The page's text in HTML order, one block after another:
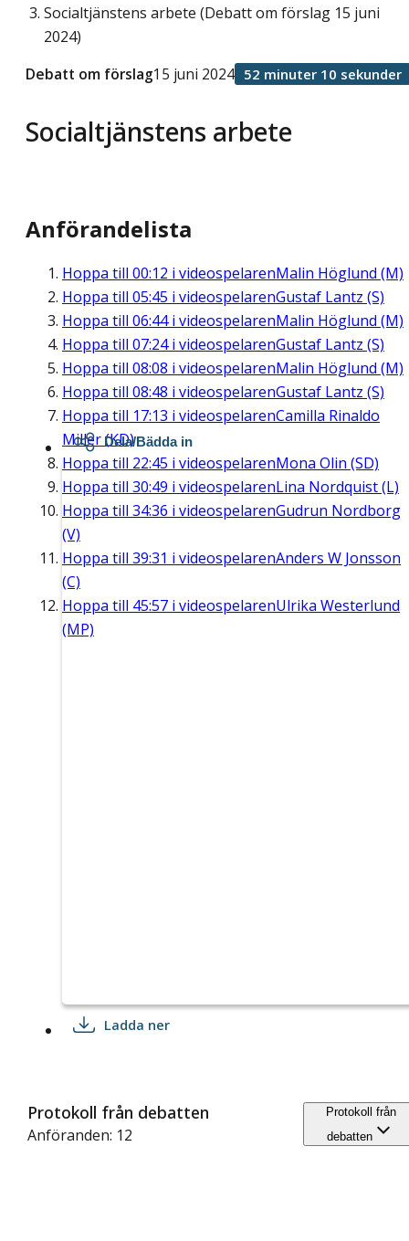
Socialtjänstens arbete (Debatt om förslag 15 juni
2024)
Socialtjänstens arbete
Debatt om förslag15 juni 2024 52 minuter 10 sekunder
Anförandelista
Hoppa till 00:12 i videospelarenMalin Höglund (M)
Hoppa till 05:45 i videospelarenGustaf Lantz (S)
Hoppa till 06:44i videospelarenMalin Höglund (M)
Hoppa till 07:24i videospelarenGustaf Lantz (S)
Hoppa till 08:08 i videospelarenMalin Höglund (M)
Hoppa till 08:48 i videospelarenGustaf Lantz (S)
Hoppa till 17:13 i videospelarenCamilla Rinaldo
Miller (KD)
Hoppa till 22:45 i videospelarenMona Olin (SD)
Hoppa till 30:49 i videospelarenLina Nordquist (L)
Hoppa till 34:36 i videospelarenGudrun Nordborg
(V)
Hoppa till 39:31 i videospelarenAnders W Jonsson
(C)
Hoppa till 45:57 i videospelarenUlrika Westerlund
(MP)
Dela/Bädda in
Ladda ner
Protokoll från debatten
Anföranden: 12
Protokoll från
debatten